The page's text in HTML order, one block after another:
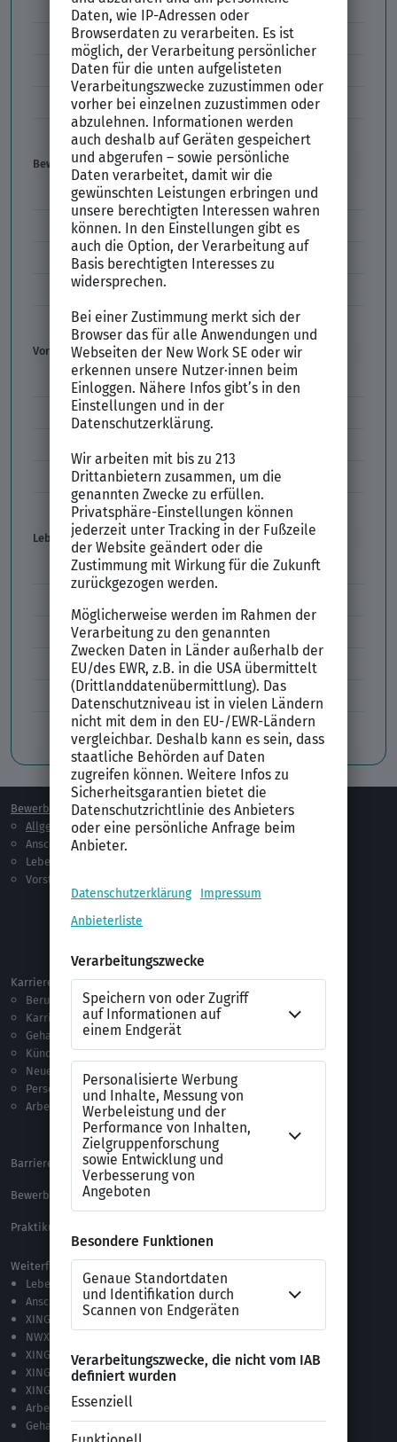
Arbeitsvertrag
Codes im Arbeitszeugnis
Kündigung
Einstiegsgehalt
Gehaltswunsch
Bewerbung
E-Mail-Bewerbung
Anlagen und Zeugnisse
Initiativbewerbung
Interne Bewerbung
Empfehlungsschreiben
Vorstellungsgespräch
Vorstellungsgespräch Fragen
Schwächen im Vorstellungsgespräch
Vorbereitung Vorstellungsgespräch
Vorstellungsgespräch per Skype
Lebenslauf
Lebenslauf Aufbau und Inhalt
Lebenslauf Englisch Résumé
Lücken im Lebenslauf
Tabellarischer Lebenslauf
Professionelles Bewerbungsfoto
Bewerben
Allgemeines
Anschreiben
Lebenslauf
Vorstellungsgespräch
Berufsorientierung
Ausbildung
Jobprofile
Karriere
Berufseinstieg
Karriere machen
Gehalt
Kündigung
Neue Arbeitswelt
Personalführung
Arbeitsrecht
Vorlagen & Tests
Anschreiben-Vorlagen
Lebenslauf-Vorlagen
Checklisten
Testverfahren
Alle Word-Dateien
Alle Downloads
Barrierefreiheitserklärung
XING Impressum
Bewerbungs-FAQ
Praktikum Online Marketing
Weiterführende Links
Lebenslauf-Editor
Anschreiben-Editor
XING Stellenmarkt
NWX – „Alles zur Zukunft der Arbeit“
XING Campus
XING News
XING ProJobs
Arbeitgeber-Bewertungen
Gehaltsvergleich